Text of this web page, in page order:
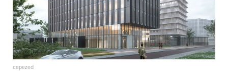
linkedininstagram cookiesnl | en
cepezed